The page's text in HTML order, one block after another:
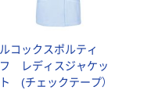
ルコックスポルティ
フ レディスジャケッ
ト (チェックテープ）